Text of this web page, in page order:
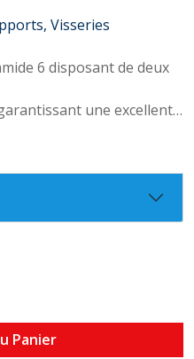
Visseries
6 disposant de deux
une excellente
vis tant en matériaux
Panier